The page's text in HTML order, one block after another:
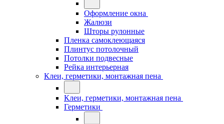
Оформление окна
Жалюзи
Шторы рулонные
Пленка самоклеющаяся
Плинтус потолочный
Потолки подвесные
Рейка интерьерная
Клеи, герметики, монтажная пена
Клеи, герметики, монтажная пена
Герметики